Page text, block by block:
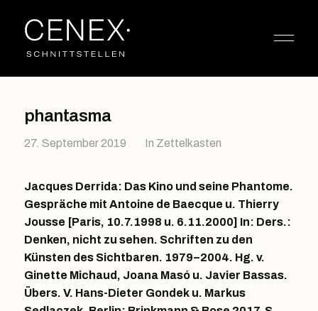
phantasma
27. September 2019 In Zettelkasten
Jacques Derrida: Das Kino und seine Phantome.
Gespräche mit Antoine de Baecque u. Thierry
Jousse [Paris, 10.7.1998 u. 6.11.2000] In: Ders.:
Denken, nicht zu sehen. Schriften zu den
Künsten des Sichtbaren. 1979–2004. Hg. v.
Ginette Michaud, Joana Masó u. Javier Bassas.
Übers. V. Hans-Dieter Gondek u. Markus